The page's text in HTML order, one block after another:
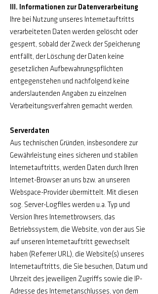
III. Informationen zur Datenverarbeitung
Ihre bei Nutzung unseres Internetauftritts
verarbeiteten Daten werden gelöscht oder
gesperrt, sobald der Zweck der Speicherung
entfällt, der Löschung der Daten keine
gesetzlichen Aufbewahrungspflichten
entgegenstehen und nachfolgend keine
anderslautenden Angaben zu einzelnen
Verarbeitungsverfahren gemacht werden.
Serverdaten
Aus technischen Gründen, insbesondere zur
Gewährleistung eines sicheren und stabilen
Internetauftritts, werden Daten durch Ihren
Internet-Browser an uns bzw. an unseren
Webspace-Provider übermittelt. Mit diesen
sog. Server-Logfiles werden u.a. Typ und
Version Ihres Internetbrowsers, das
Betriebssystem, die Website, von der aus Sie
auf unseren Internetauftritt gewechselt
haben (Referrer URL), die Website(s) unseres
Internetauftritts, die Sie besuchen, Datum und
Uhrzeit des jeweiligen Zugriffs sowie die IP-
Adresse des Internetanschlusses, von dem